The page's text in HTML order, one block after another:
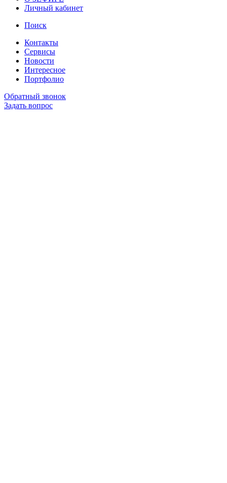
Личный кабинет
Поиск
Контакты
Сервисы
Новости
Интересное
Портфолио
Обратный звонок
Задать вопрос